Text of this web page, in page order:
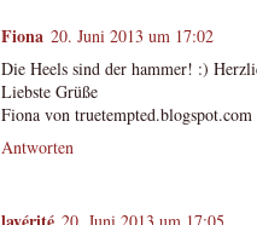
Fiona 20. Juni 2013 um 17:02
Die Heels sind der hammer! :)
Liebste Grüße
Fiona von truetempted.blogspot.com
Antworten
20. Juni 2013 um 17:05